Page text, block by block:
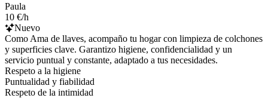
Paula
10 €/h
Nuevo
Como Ama de llaves, acompaño tu hogar con limpieza de colchones
y superficies clave. Garantizo higiene, confidencialidad y un
servicio puntual y constante, adaptado a tus necesidades.
Respeto a la higiene
Puntualidad y fiabilidad
Respeto de la intimidad